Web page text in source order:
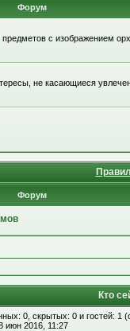
Форум
с изображением
не касающиеся
Форум
Кто
0, скрытых: 0 и гостей:
июн 2016, 11:27